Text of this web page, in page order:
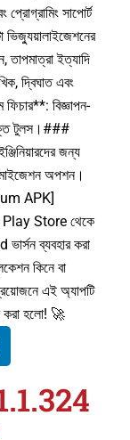
সাপোর্ট
ভিজ্যুয়ালাইজেশনের
তাপমাত্রা ইত্যাদি
দ্বিঘাত এবং
বিজ্ঞাপন-
টুলস।###
জন্য
অপশন।
APK]
Play Store থেকে
ব্যবহার করা
কিনে বা
এই অ্যাপটি
করা হলো! 🚀